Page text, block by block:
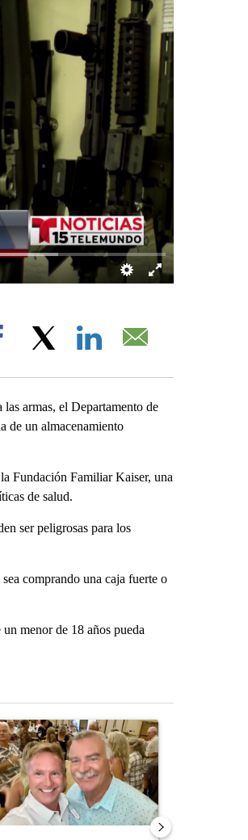
Facebook
armas, el Departamento de
de un almacenamiento
Fundación Familiar Kaiser, una
de salud.
ser peligrosas para los
comprando una caja fuerte o
menor de 18 años pueda
cuts could increase demand across the
article titled "Palm Springs man dies